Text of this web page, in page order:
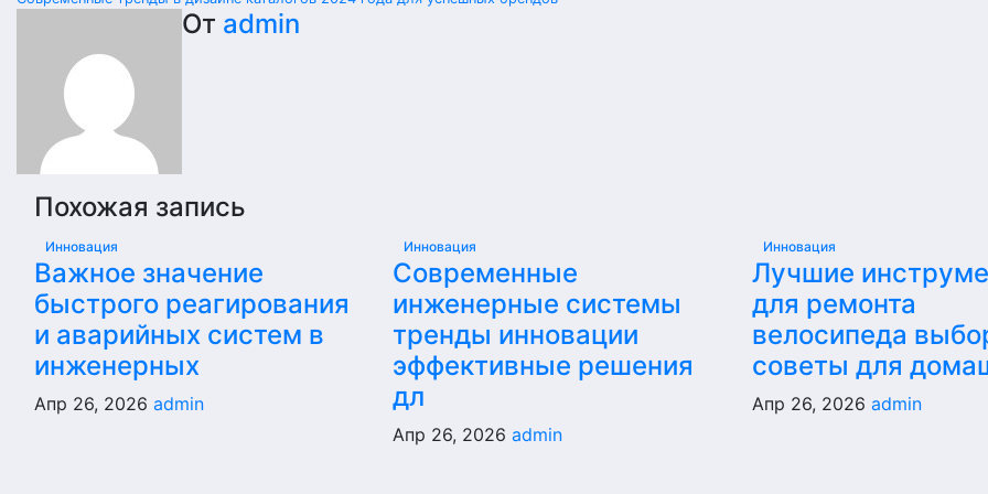
От admin
Похожая запись
Инновация
Важное значение
быстрого реагирования
и аварийных систем в
инженерных
Апр 26, 2026 admin
Инновация
Современные
инженерные системы
тренды инновации
эффективные решения
дл
Апр 26, 2026admin
Инновация
Лучшие
для ремонта
велосипеда
советы для
Апр 26, 2026 admin